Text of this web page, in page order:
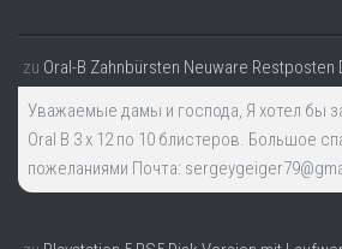
zu Oral-B Zahnbürsten Neuware Restposten
Уважаемые дамы и господа, Я хотел бы
Oral B 3 x 12 по 10 блистеров. Большое
пожеланиями Почта: